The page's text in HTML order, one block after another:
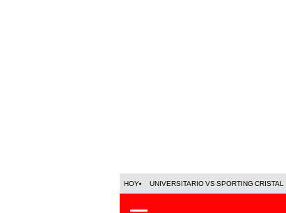
HOY UNIVERSITARIO VS SPORTING CRISTAL